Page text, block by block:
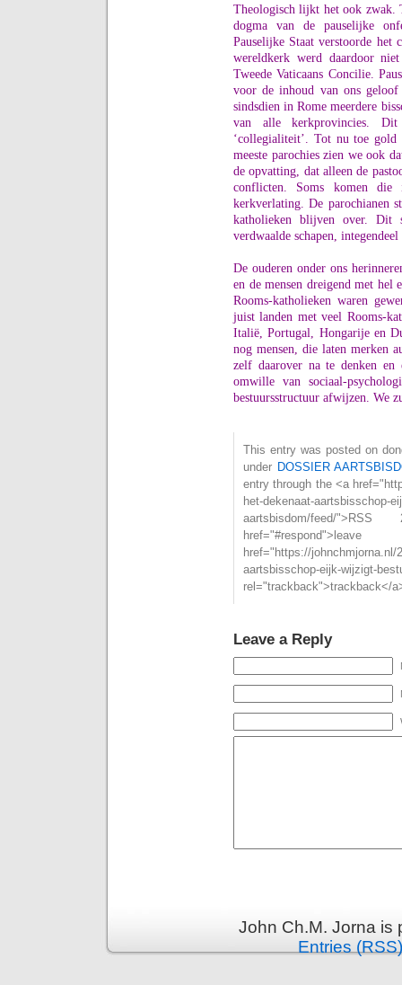
Theologisch lijkt het ook zwak.
dogma van de pauselijke
Pauselijke Staat verstoorde het
wereldkerk werd daardoor
Tweede Vaticaans Concilie.
voor de inhoud van ons
sindsdien in Rome meerdere
van alle kerkprovincies.
‘collegialiteit’. Tot nu toe
meeste parochies zien we ook
de opvatting, dat alleen de
conflicten. Soms komen
kerkverlating. De parochianen
katholieken blijven over. Dit
verdwaalde schapen,
De ouderen onder ons
en de mensen dreigend met hel
Rooms-katholieken waren
juist landen met veel Rooms-
Italië, Portugal, Hongarije en
nog mensen, die laten merken
zelf daarover na te denken en
omwille van sociaal-
bestuursstructuur afwijzen. We
This entry was posted on
under DOSSIER
entry through the <a
het-dekenaat-aartsbisschop-
aartsbisdom/feed/
href="https://johnchmjorna.nl/
aartsbisschop-eijk-wijzigt-
rel="trackback">trackback</
Leave a Reply
John Ch.M. Jorna
Entries (RSS)